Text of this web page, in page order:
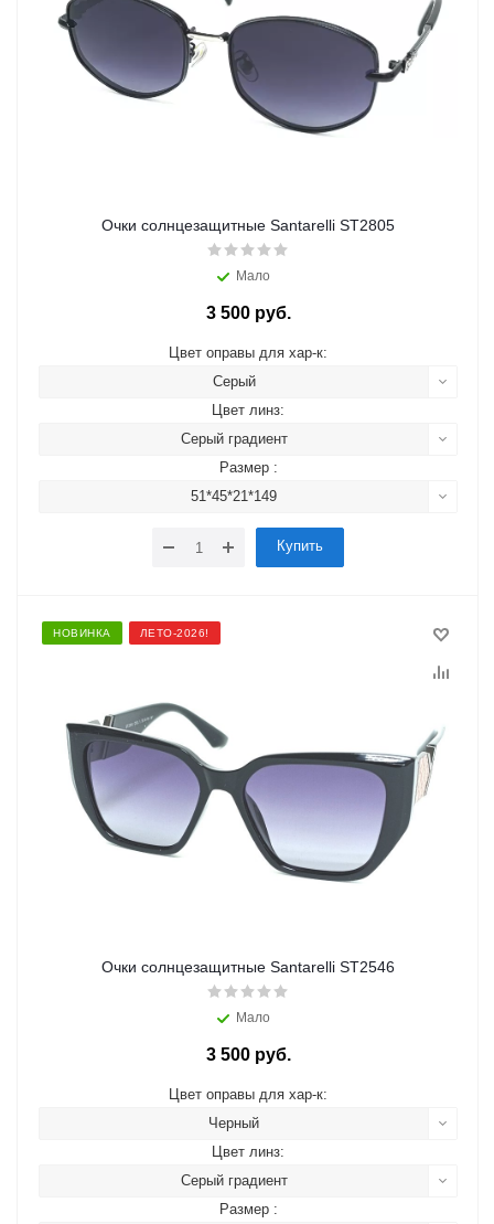
Очки солнцезащитные Santarelli ST2805
Мало
3 500 руб.
Цвет оправы для хар-к:
Серый
Цвет линз:
Серый градиент
Размер :
51*45*21*149
Купить
НОВИНКА ЛЕТО-2026!
Очки солнцезащитные Santarelli ST2546
Мало
3 500 руб.
Цвет оправы для хар-к:
Черный
Цвет линз:
Серый градиент
Размер :